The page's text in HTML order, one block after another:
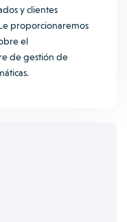
y clientes
proporcionaremos
el
de gestión de